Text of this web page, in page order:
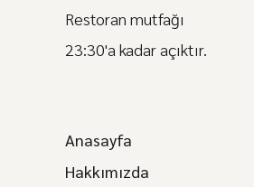
Restoran mutfağı
23:30'a kadar açıktır.
Anasayfa
Hakkımızda